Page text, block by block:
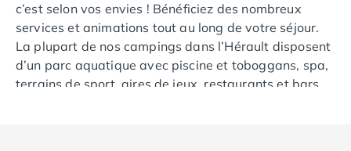
Camping Vieux Boucau les Bains
Camping Pyrénées Atlantiques
Camping Bayonne
Camping Biarritz
Camping Bidart
c’est selon vos envies ! Bénéficiez des nombreux
services et animations tout au long de votre séjour.
La plupart de nos campings dans l’Hérault disposent
d’un parc aquatique avec piscine et toboggans, spa,
terrains de sport, aires de jeux, restaurants et bars…